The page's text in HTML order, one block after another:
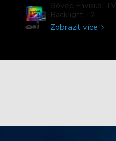
Govee Envisual TV
Backlight T2
Zobrazit více